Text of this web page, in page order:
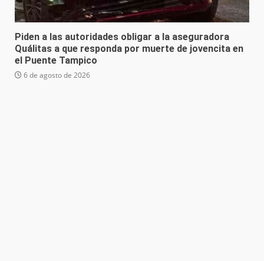
Piden a las autoridades obligar a la aseguradora
Quálitas a que responda por muerte de jovencita en
el Puente Tampico
6 de agosto de 2026